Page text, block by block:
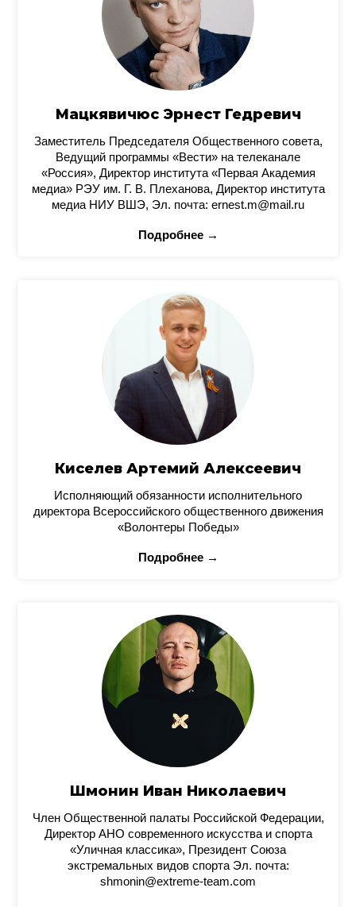
Мацкявичюс Эрнест Гедревич
Заместитель Председателя Общественного совета,
Ведущий программы «Вести» на телеканале
«Россия», Директор института «Первая Академия
медиа» РЭУ им. Г. В. Плеханова, Директор института
медиа НИУ ВШЭ, Эл. почта: ernest.m@mail.ru
Подробнее →
Киселев Артемий Алексеевич
Исполняющий обязанности исполнительного
директора Всероссийского общественного движения
«Волонтеры Победы»
Подробнее →
Шмонин Иван Николаевич
Член Общественной палаты Российской Федерации,
Директор АНО современного искусства и спорта
«Уличная классика», Президент Союза
экстремальных видов спорта Эл. почта:
shmonin@extreme-team.com